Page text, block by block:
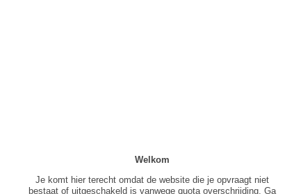
Welkom
Je komt hier terecht omdat de website die je opvraagt niet
bestaat of uitgeschakeld is vanwege quota overschrijding. Ga